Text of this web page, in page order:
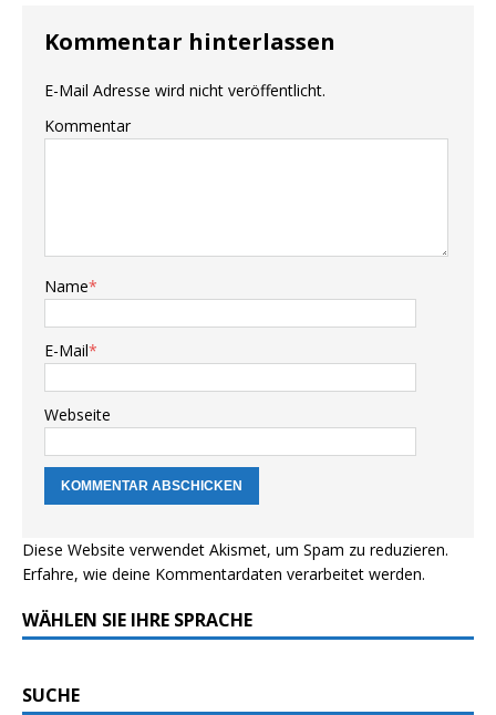
Kommentar hinterlassen
E-Mail Adresse wird nicht veröffentlicht.
Kommentar
Name*
E-Mail*
Webseite
Diese Website verwendet Akismet, um Spam zu reduzieren.
Erfahre, wie deine Kommentardaten verarbeitet werden.
WÄHLEN SIE IHRE SPRACHE
SUCHE